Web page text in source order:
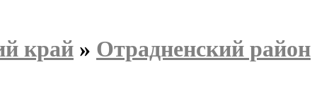
край » Отрадненский район